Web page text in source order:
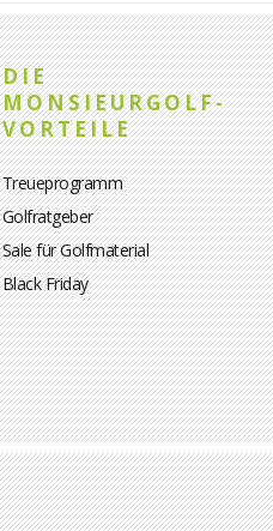
DIE
MONSIEURGOLF-
VORTEILE
Treueprogramm
Golfratgeber
Sale für Golfmaterial
Black Friday